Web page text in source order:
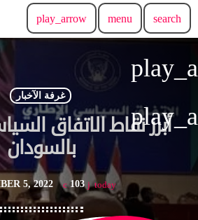
search
menu
play_arrow
غرفة الآخبار
أبرز نقاط الاتفاق
بالسودان
today
5, 2022 103